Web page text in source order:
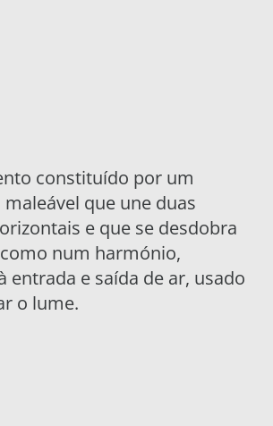
constituído por um
que une duas
e que se desdobra
num harmónio,
entrada e saída de ar, usado
o lume.